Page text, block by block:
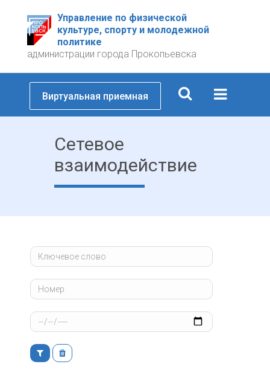
Управление по физической
культуре, спорту и молодежной
политике
администрации города Прокопьевска
Виртуальная приемная
Сетевое
взаимодействие